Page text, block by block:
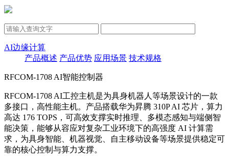
AI边缘计算
产品概述 产品优势 应用场景 技术规格
RFCOM-1708 AI智能控制器
RFCOM-1708 AI工控主机是为具身机器人等场景设计的一款
多接口，高性能主机。产品搭载华为昇腾 310P AI 芯片，算力
高达 176 TOPS，可高效支撑实时推理、多模态感知与端侧智
能决策，能够从容应对复杂工业环境下的高强度 AI 计算需
求，为具身智能、机器视觉、自主移动设备等场景提供稳定可
靠的核心控制与算力支撑。